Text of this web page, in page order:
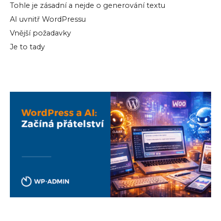
Tohle je zásadní a nejde o generování textu
AI uvnitř WordPressu
Vnější požadavky
Je to tady